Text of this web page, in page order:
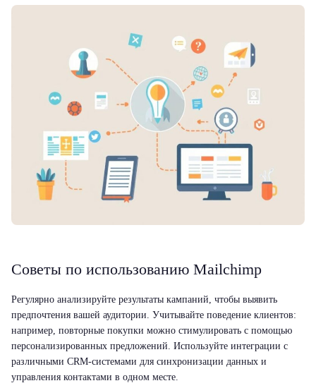
Советы по использованию Mailchimp
Регулярно анализируйте результаты кампаний, чтобы выявить
предпочтения вашей аудитории. Учитывайте поведение клиентов:
например, повторные покупки можно стимулировать с помощью
персонализированных предложений. Используйте интеграции с
различными CRM-системами для синхронизации данных и
управления контактами в одном месте.